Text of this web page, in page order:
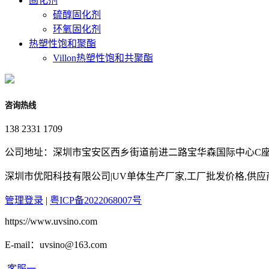
硫醇固化剂
环氧固化剂
热塑性饱和聚酯
Villon热塑性饱和共聚酯
咨询热线
138 2331 1709
公司地址：深圳市宝安区西乡街道前进二路宝华森国际中心C
深圳市优阳科技有限公司|UV单体生产厂家,工厂批发价格,供应
管理登录 | 粤ICP备2022068007号
https://www.uvsino.com
E-mail：uvsino@163.com